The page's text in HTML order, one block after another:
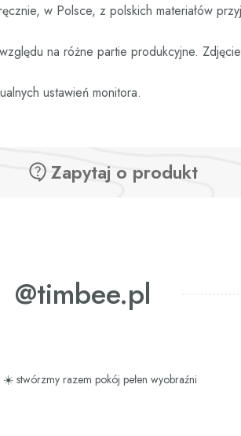
w Polsce, z polskich materiałów
na różne partie produkcyjne.
ustawień monitora.
Zapytaj o produkt
@timbee.pl
☀️ stwórzmy razem pokój pełen wyobraźni